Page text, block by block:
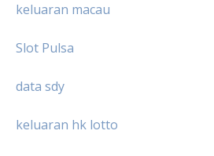
keluaran macau
Slot Pulsa
data sdy
keluaran hk lotto